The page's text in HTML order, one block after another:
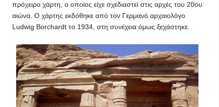
πρόχειρο χάρτη, ο οποίος είχε σχεδιαστεί στις αρχές του 20ου
αιώνα. Ο χάρτης εκδόθηκε από τον Γερμανό αρχαιολόγο
Ludwig Borchardt το 1934, στη συνέχεια όμως ξεχάστηκε.